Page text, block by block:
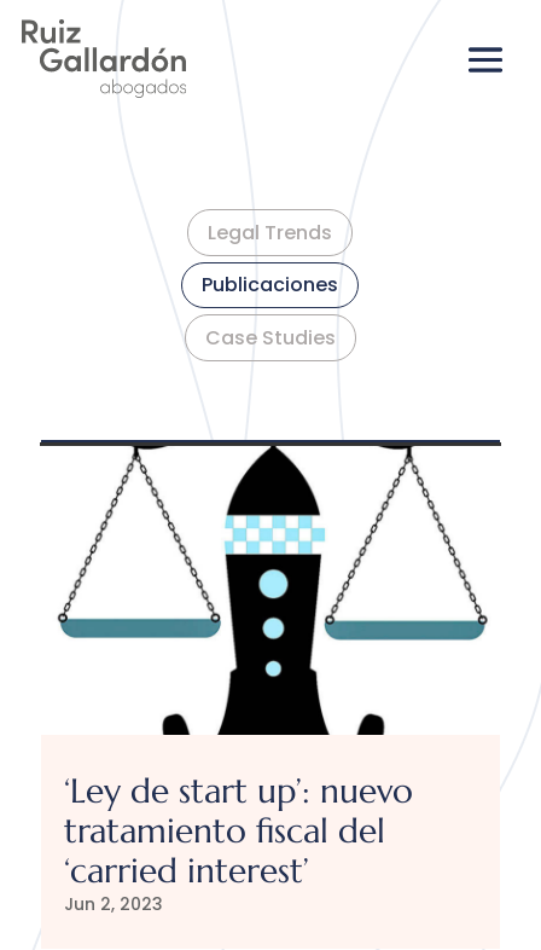
Legal Trends
Publicaciones
Case Studies
‘Ley de start up’: nuevo
tratamiento fiscal del
‘carried interest’
Jun 2, 2023